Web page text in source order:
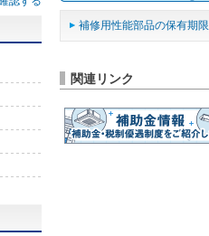
補修用性能部品の保有期限
関連リンク